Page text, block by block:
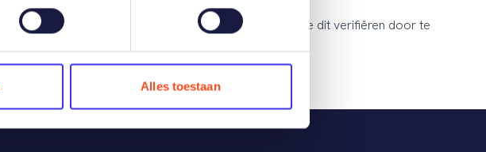
Alles toestaan
via Co-polis is vastgelegd. Als verzekeraar kan je dit verifiëren door te
een notificatie.